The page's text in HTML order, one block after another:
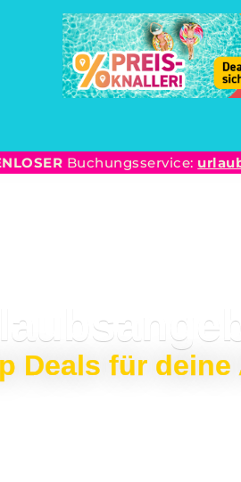
Buchungsservice:
Deals für deine